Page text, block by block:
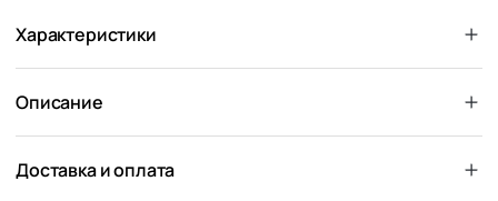
Характеристики
Описание
Доставка и оплата